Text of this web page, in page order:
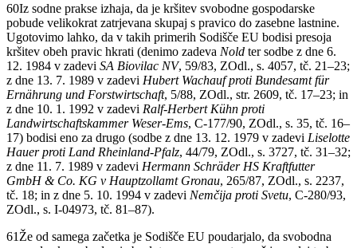
60Iz sodne prakse izhaja, da je kršitev svobodne gospodarske
pobude velikokrat zatrjevana skupaj s pravico do zasebne lastnine.
Ugotovimo lahko, da v takih primerih Sodišče EU bodisi presoja
kršitev obeh pravic hkrati (denimo zadeva Nold ter sodbe z dne 6.
12. 1984 v zadevi SA Biovilac NV, 59/83, ZOdl., s. 4057, tč. 21–23;
z dne 13. 7. 1989 v zadevi Hubert Wachauf proti Bundesamt für
Ernährung und Forstwirtschaft, 5/88, ZOdl., str. 2609, tč. 17–23; in
z dne 10. 1. 1992 v zadevi Ralf-Herbert Kühn proti
Landwirtschaftskammer Weser-Ems, C-177/90, ZOdl., s. 35, tč. 16–
17) bodisi eno za drugo (sodbe z dne 13. 12. 1979 v zadevi Liselotte
Hauer proti Land Rheinland-Pfalz, 44/79, ZOdl., s. 3727, tč. 31–32;
z dne 11. 7. 1989 v zadevi Hermann Schräder HS Kraftfutter
GmbH & Co. KG v Hauptzollamt Gronau, 265/87, ZOdl., s. 2237,
tč. 18; in z dne 5. 10. 1994 v zadevi Nemčija proti Svetu, C-280/93,
ZOdl., s. I-04973, tč. 81–87).
61 Že od samega začetka je Sodišče EU poudarjalo, da svobodna